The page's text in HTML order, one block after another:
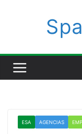
ESA AGENCIAS